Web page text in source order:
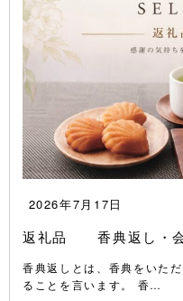
2026年7月17日
返礼品 香典返し・
香典返しとは、香典をいた
ることを言います。 香…